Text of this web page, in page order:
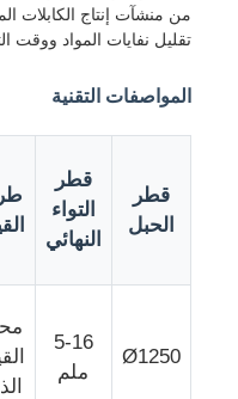
من منشآت إنتاج الكابلات
تقليل نفايات المواد ووقت
المواصفات التقنية
قطر
الحبل
قطر
التواء
النهائي
Ø1250
5-16
ملم